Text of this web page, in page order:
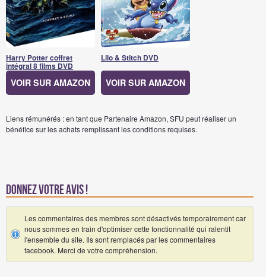
Harry Potter coffret
intégral 8 films DVD
VOIR SUR AMAZON
Lilo & Stitch DVD
VOIR SUR AMAZON
Liens rémunérés : en tant que Partenaire Amazon, SFU peut réaliser un
bénéfice sur les achats remplissant les conditions requises.
Donnez votre avis !
Les commentaires des membres sont désactivés temporairement car
nous sommes en train d'optimiser cette fonctionnalité qui ralentit
l'ensemble du site. Ils sont remplacés par les commentaires
facebook. Merci de votre compréhension.